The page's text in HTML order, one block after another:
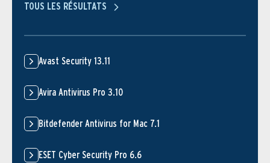
TOUS LES RÉSULTATS
Avast Security 13.11
Avira Antivirus Pro 3.10
Bitdefender Antivirus for Mac 7.1
ESET Cyber Security Pro 6.6